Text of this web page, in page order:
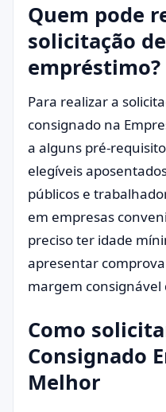
Quem pode
solicitação
empréstimo?
Para realizar a
consignado na
a alguns pré-
elegíveis
públicos e
em empresas
preciso ter idade
apresentar
margem consignável
Como
Consignado
Melhor